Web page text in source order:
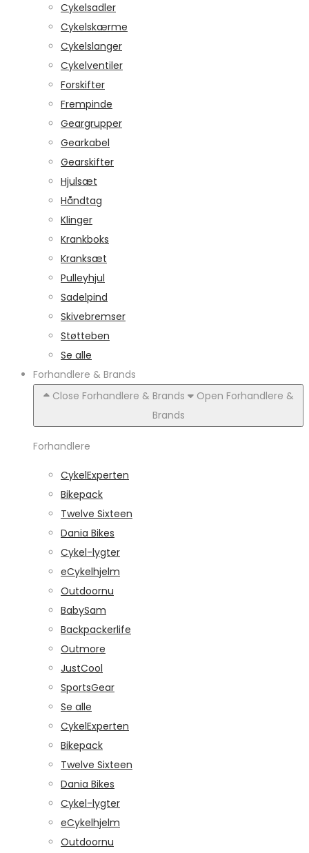
Cykelsadler
Cykelskærme
Cykelslanger
Cykelventiler
Forskifter
Frempinde
Geargrupper
Gearkabel
Gearskifter
Hjulsæt
Håndtag
Klinger
Krankboks
Kranksæt
Pulleyhjul
Sadelpind
Skivebremser
Støtteben
Se alle
Forhandlere & Brands
Close Forhandlere & Brands
Open Forhandlere &
Brands
Forhandlere
CykelExperten
Bikepack
Twelve Sixteen
Dania Bikes
Cykel-lygter
eCykelhjelm
Outdoornu
BabySam
Backpackerlife
Outmore
JustCool
SportsGear
Se alle
CykelExperten
Bikepack
Twelve Sixteen
Dania Bikes
Cykel-lygter
eCykelhjelm
Outdoornu